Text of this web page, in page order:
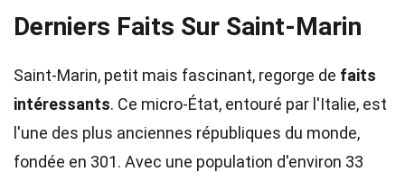
Derniers Faits Sur Saint-Marin
Saint-Marin, petit mais fascinant, regorge de faits
intéressants. Ce micro-État, entouré par l'Italie, est
l'une des plus anciennes républiques du monde,
fondée en 301. Avec une population d'environ 33